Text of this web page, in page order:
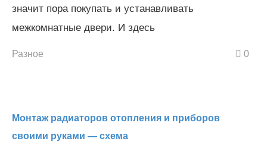
значит пора покупать и устанавливать
межкомнатные двери. И здесь
Разное 0
Монтаж радиаторов отопления и приборов
своими руками — схема